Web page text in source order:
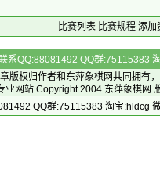
比赛列表 比赛规程 添加
系QQ:88081492 QQ群:75115383
版权归作者和 东萍象棋网共同拥有
业网站 Copyright 2004 东萍象棋网
QQ群:75115383 淘宝:hldcg